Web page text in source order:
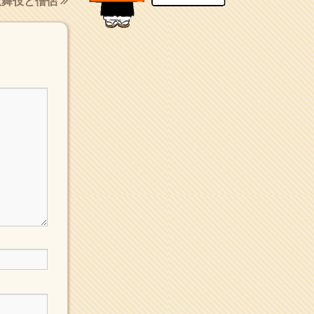
新聞社で使われる用語の解
説など
makotoさんの御符内巡
礼記
東京の巡礼記です
POLYHEDON
いろいろなことが書いてあ
るよ
bunchan
あちこち行って！
目白鍼灸院
日本人の繊細な体質にあわ
せた、やさしく気持ちよい
鍼灸治療です
イッパイイチゴ
おもわず食べたくなっちゃ
う
ほうげん日記
放言じゃなくて和尚さんの
名前だよ
面白いサイトみつけた